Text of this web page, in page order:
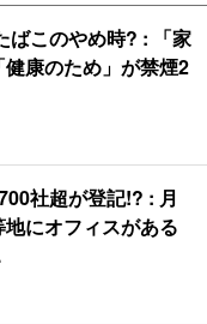
ばこのやめ時? : 「家
康のため」が禁煙2
社超が登記!? : 月
にオフィスがある